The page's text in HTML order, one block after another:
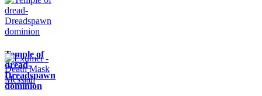
Temple of
dread-
Dreadspawn
dominion